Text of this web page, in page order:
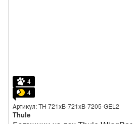
4
4
Артикул: TH 721xB-721xB-7205-GEL2
Thule